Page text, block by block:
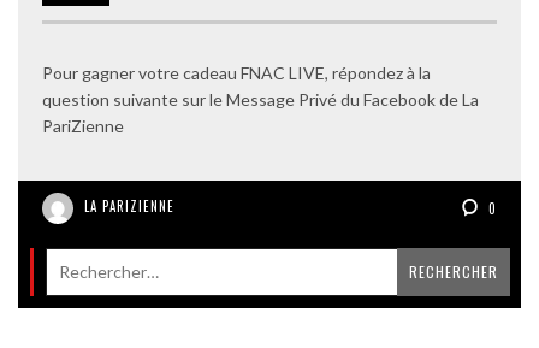
Pour gagner votre cadeau FNAC LIVE, répondez à la
question suivante sur le Message Privé du Facebook de La
PariZienne
LA PARIZIENNE 0